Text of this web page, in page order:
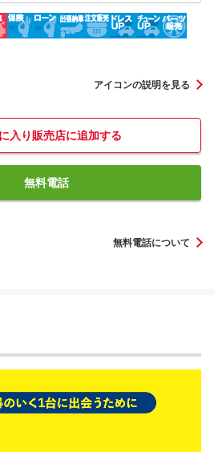
アイコンの説明を見る
入り販売店に追加する
無料電話
無料電話について